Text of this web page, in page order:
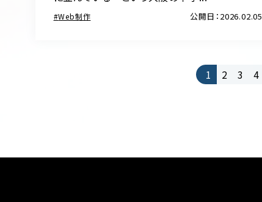
Web制作 公開日：2026.02.05
1 2 3 4